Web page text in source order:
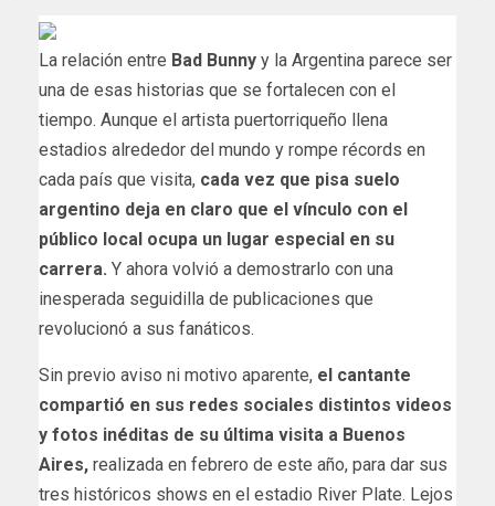
La relación entre Bad Bunny y la Argentina parece ser
una de esas historias que se fortalecen con el
tiempo. Aunque el artista puertorriqueño llena
estadios alrededor del mundo y rompe récords en
cada país que visita, cada vez que pisa suelo
argentino deja en claro que el vínculo con el
público local ocupa un lugar especial en su
carrera. Y ahora volvió a demostrarlo con una
inesperada seguidilla de publicaciones que
revolucionó a sus fanáticos.
Sin previo aviso ni motivo aparente, el cantante
compartió en sus redes sociales distintos videos
y fotos inéditas de su última visita a Buenos
Aires, realizada en febrero de este año, para dar sus
tres históricos shows en el estadio River Plate. Lejos